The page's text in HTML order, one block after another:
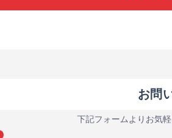
お問
下記フォームよりお気